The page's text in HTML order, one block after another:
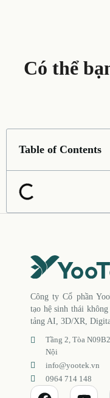
Có thể
Table of Contents
Công ty Cổ phần
tạo hệ sinh thái
tảng AI, 3D/XR,
Tầng 2, Tòa
Nội
info@yootek.vn
0964 714 148